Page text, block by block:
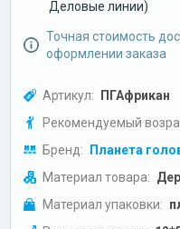
Деловые линии)
Точная стоимость
оформлении заказа
Артикул: ПГАфрикан
Рекомендуемый
Бренд: Планета
Материал товара:
Материал упаковки: